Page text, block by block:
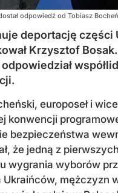
odpowiedź od Tobiasz
deportację części
Krzysztof
europoseł i
konwencji
bezpieczeństwa
że jedną z
wygrania wyborów
mężczyzn